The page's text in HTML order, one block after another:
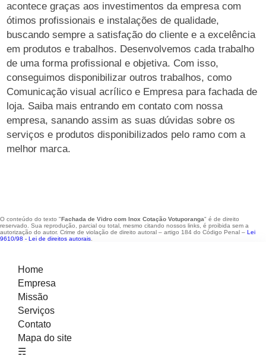
acontece graças aos investimentos da empresa com
ótimos profissionais e instalações de qualidade,
buscando sempre a satisfação do cliente e a excelência
em produtos e trabalhos. Desenvolvemos cada trabalho
de uma forma profissional e objetiva. Com isso,
conseguimos disponibilizar outros trabalhos, como
Comunicação visual acrílico e Empresa para fachada de
loja. Saiba mais entrando em contato com nossa
empresa, sanando assim as suas dúvidas sobre os
serviços e produtos disponibilizados pelo ramo com a
melhor marca.
O conteúdo do texto "Fachada de Vidro com Inox Cotação Votuporanga" é de direito
reservado. Sua reprodução, parcial ou total, mesmo citando nossos links, é proibida sem a
autorização do autor. Crime de violação de direito autoral – artigo 184 do Código Penal – Lei
9610/98 - Lei de direitos autorais
Home
Empresa
Missão
Serviços
Contato
Mapa do site
☴